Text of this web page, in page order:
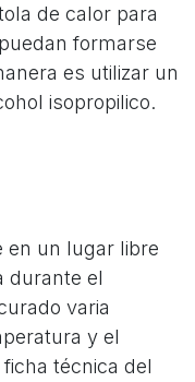
de calor para
formarse
es utilizar un
isopropilico.
en un lugar libre
durante el
varia
y el
técnica del